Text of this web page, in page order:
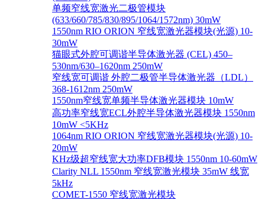
单频窄线宽激光二极管模块
(633/660/785/830/895/1064/1572nm) 30mW
1550nm RIO ORION 窄线宽激光器模块(光源) 10-
30mW
猫眼式外腔可调谐半导体激光器 (CEL) 450–
530nm/630–1620nm 250mW
窄线宽可调谐 外腔二极管半导体激光器（LDL）
368-1612nm 250mW
1550nm窄线宽单频半导体激光器模块 10mW
高功率窄线宽ECL外腔半导体激光器模块 1550nm
10mW <5KHz
1064nm RIO ORION 窄线宽激光器模块(光源) 10-
20mW
KHz级超窄线宽大功率DFB模块 1550nm 10-60mW
Clarity NLL 1550nm 窄线宽激光模块 35mW 线宽
5kHz
COMET-1550 窄线宽激光模块